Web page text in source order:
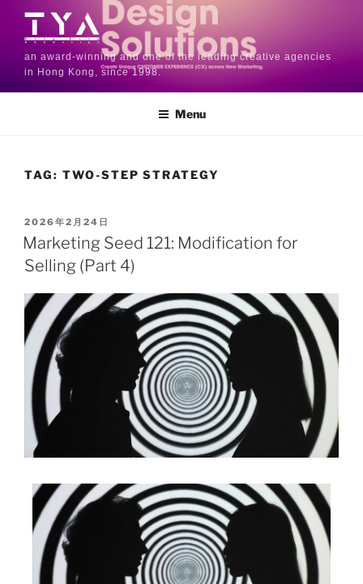
an award-winning and one of the leading creative agencies
in Hong Kong, since 1998.
Menu
TAG: TWO-STEP STRATEGY
2026年2月24日
Marketing Seed 121: Modification for
Selling (Part 4)